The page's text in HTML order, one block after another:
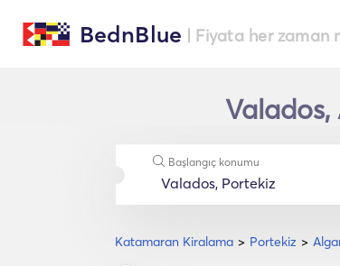
BednBlue | Fiyata her
Katamaran Kiralama Portekiz
Başlangıç konumu